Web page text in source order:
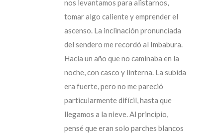
nos levantamos para alistarnos,
tomar algo caliente y emprender el
ascenso. La inclinación pronunciada
del sendero me recordó al Imbabura.
Hacía un año que no caminaba en la
noche, con casco y linterna. La subida
era fuerte, pero no me pareció
particularmente difícil, hasta que
llegamos a la nieve. Al principio,
pensé que eran solo parches blancos